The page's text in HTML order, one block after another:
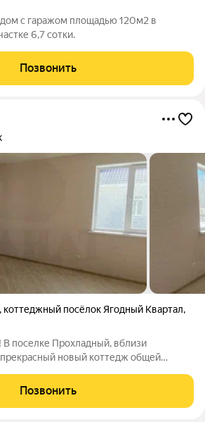
с гаражом площадью 120м2 в
6,7 сотки.
Позвонить
, коттеджный посёлок Ягодный Квартал,
поселке Прохладный, вблизи
прекрасный новый коттедж общей
ИП - семейная ипотека возможна!!!
Позвонить